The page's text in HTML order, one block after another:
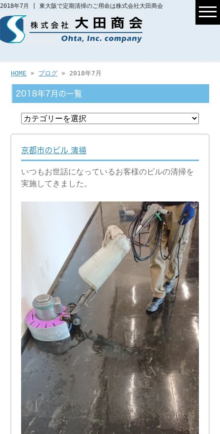
2018年7月 | 東大阪で定期清掃のご用命は株式会社大田商会
HOME » ブログ » 2018年7月
2018年7月の一覧
京都市のビル 清掃
いつもお世話になっているお客様のビルの清掃を
実施してきました。